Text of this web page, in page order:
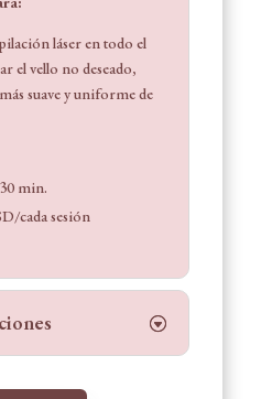
láser en todo el
el vello no deseado,
suave y uniforme de
min.
cada sesión